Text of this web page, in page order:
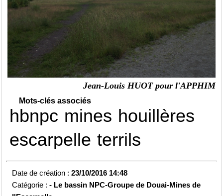
Jean-Louis HUOT pour l'APPHIM
Mots-clés associés
hbnpc mines houillères
escarpelle terrils
Date de création :23/10/2016 14:48
Catégorie :- Le bassin NPC-Groupe de Douai-Mines de